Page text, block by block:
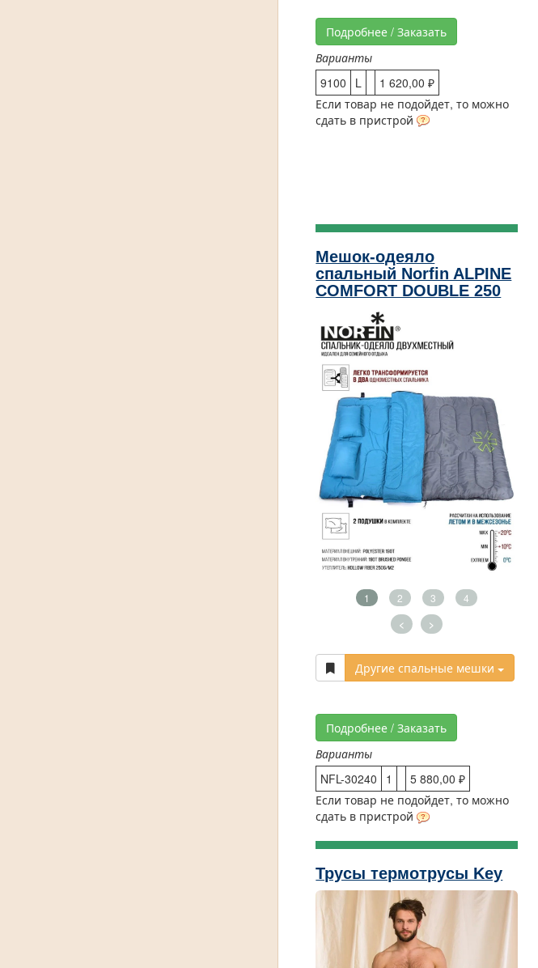
Подробнее / Заказать
Варианты
9100
L
1 620,00 ₽
Если товар не подойдет, то можно
сдать в пристрой
Мешок-одеяло
спальный Norfin ALPINE
COMFORT DOUBLE 250
1 2 3 4
< >
Другие спальные мешки
Подробнее / Заказать
Варианты
NFL-30240
1
5 880,00 ₽
Если товар не подойдет, то можно
сдать в пристрой
Трусы термотрусы Key